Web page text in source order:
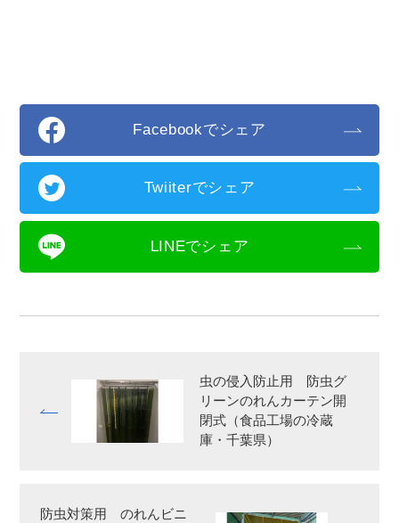
Facebookでシェア
Twiiterでシェア
LINEでシェア
虫の侵入防止用 防虫グ
リーンのれんカーテン開
閉式（食品工場の冷蔵
庫・千葉県）
防虫対策用 のれんビニ